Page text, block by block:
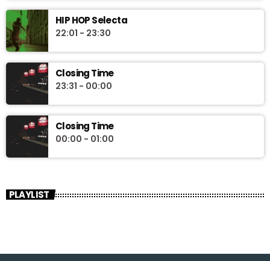
HIP HOP Selecta
22:01 - 23:30
Closing Time
23:31 - 00:00
Closing Time
00:00 - 01:00
PLAYLIST